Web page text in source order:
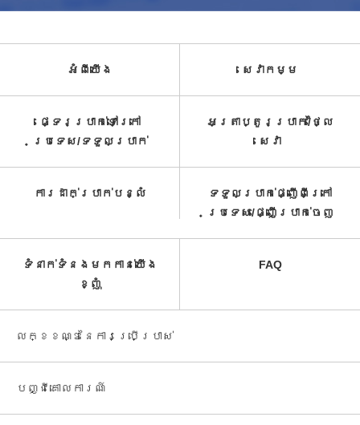
អំពី​យើង សេវាកម្ម​
ផ្ទេរប្រាក់ទៅក្រៅ
ប្រទេស/ទទួល​ប្រាក់​
អត្រាប្តូរប្រាក់/ថ្លៃ
សេវា​
ការដាក់ប្រាក់បន្លំ
ទទួលប្រាក់ផ្ញើពីក្រៅ
ប្រទេស/ផ្ញើប្រាក់ចេញ
ទំនាក់ទំនងមកកាន់យើង
ខ្ញុំ
FAQ
លក្ខខណ្ឌនៃការប្រើប្រាស់
បញ្ជី​គោលការណ៍